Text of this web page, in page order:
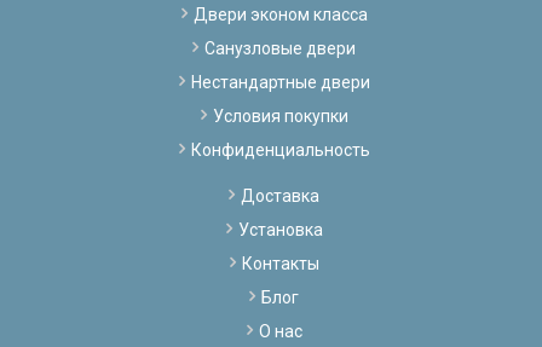
Двери эконом класса
Санузловые двери
Нестандартные двери
Условия покупки
Конфиденциальность
Доставка
Установка
Контакты
Блог
О нас